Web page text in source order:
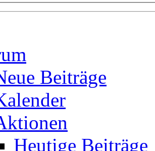
Beiträge
Heutige Beiträge